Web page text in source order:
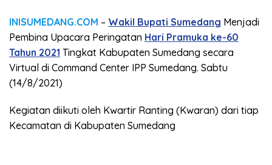
INISUMEDANG.COM – Wakil Bupati Sumedang Menjadi
Pembina Upacara Peringatan Hari Pramuka ke-60
Tahun 2021 Tingkat Kabupaten Sumedang secara
Virtual di Command Center IPP Sumedang. Sabtu
(14/8/2021)
Kegiatan diikuti oleh Kwartir Ranting (Kwaran) dari tiap
Kecamatan di Kabupaten Sumedang